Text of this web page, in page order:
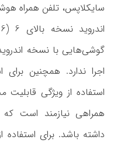
سایکلاپس، تلفن همراه
اجرا ندارد. همچنین
استفاده از ویژگی
همراهی نیازمند است
داشته باشد. برای